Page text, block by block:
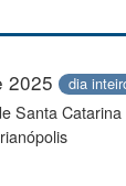
2025 dia
Santa Catarina